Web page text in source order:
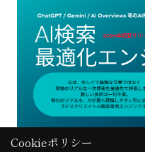
Cookieポリシー